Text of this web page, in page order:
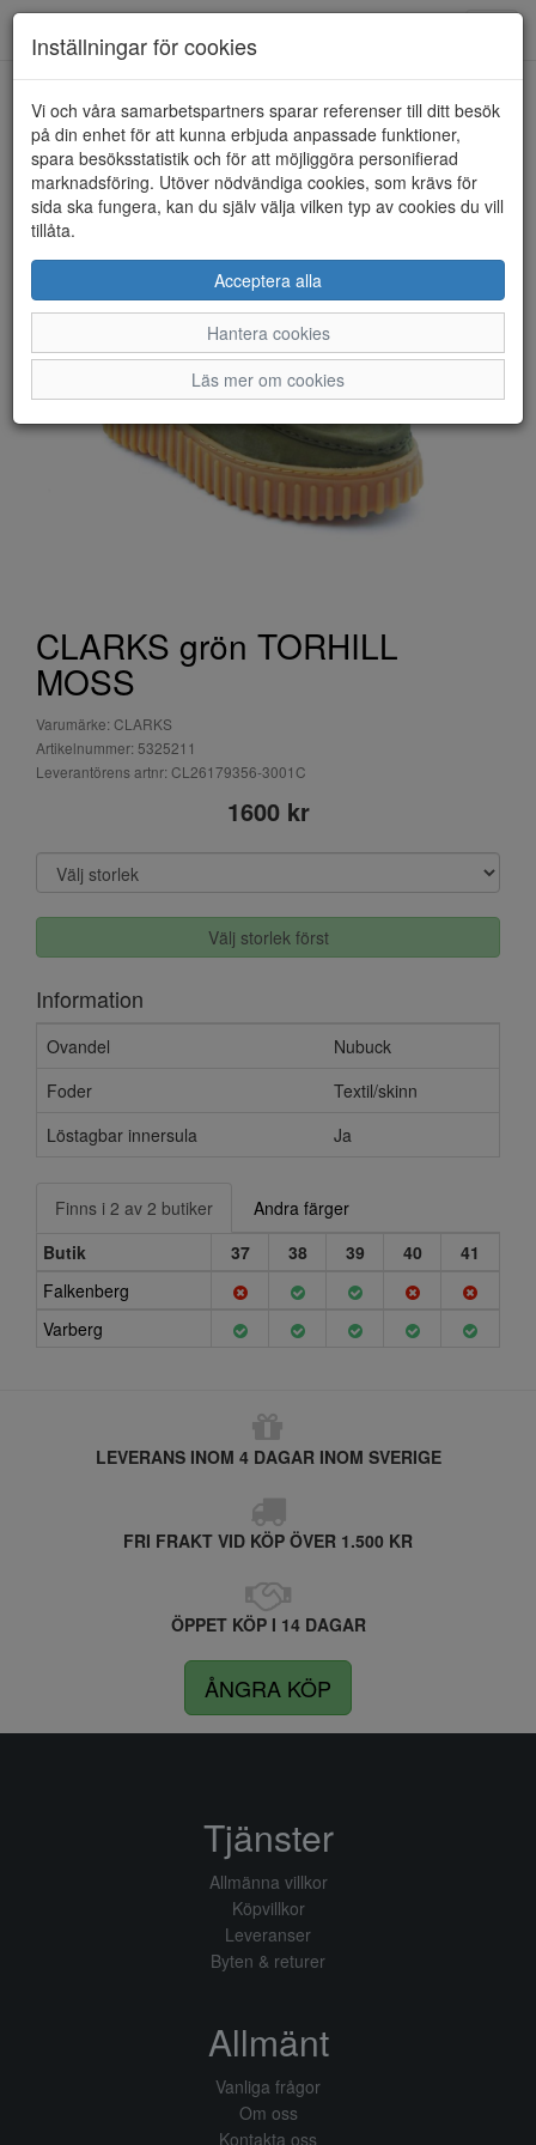
HEM CLARKS
CLARKS grön TORHILL
MOSS
Varumärke: CLARKS
Artikelnummer: 5325211
Leverantörens artnr: CL26179356-3001C
1600 kr
Välj storlek först
Information
Ovandel
Nubuck
Foder
Textil/skinn
Löstagbar innersula
Ja
Finns i 2 av 2 butiker
Andra färger
Butik
37 38 39 40
41
Falkenberg
Varberg
LEVERANS INOM 4 DAGAR INOM SVERIGE
FRI FRAKT VID KÖP ÖVER 1.500 KR
ÖPPET KÖP I 14 DAGAR
ÅNGRA KÖP
Inställningar för cookies
Vi och våra samarbetspartners sparar referenser till ditt besök
på din enhet för att kunna erbjuda anpassade funktioner,
spara besöksstatistik och för att möjliggöra personifierad
marknadsföring. Utöver nödvändiga cookies, som krävs för
sida ska fungera, kan du själv välja vilken typ av cookies du vill
tillåta.
Acceptera alla
Hantera cookies
Läs mer om cookies
Tjänster
Allmänna villkor
Köpvillkor
Leveranser
Byten & returer
Allmänt
Vanliga frågor
Om oss
Kontakta oss